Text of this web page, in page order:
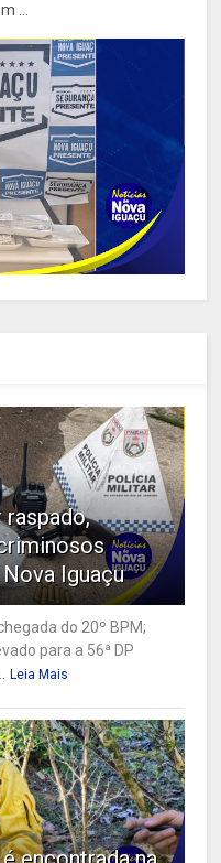
...
raspado,
Iguaçu
do 20º BPM;
para a 56ª DP
Leia Mais